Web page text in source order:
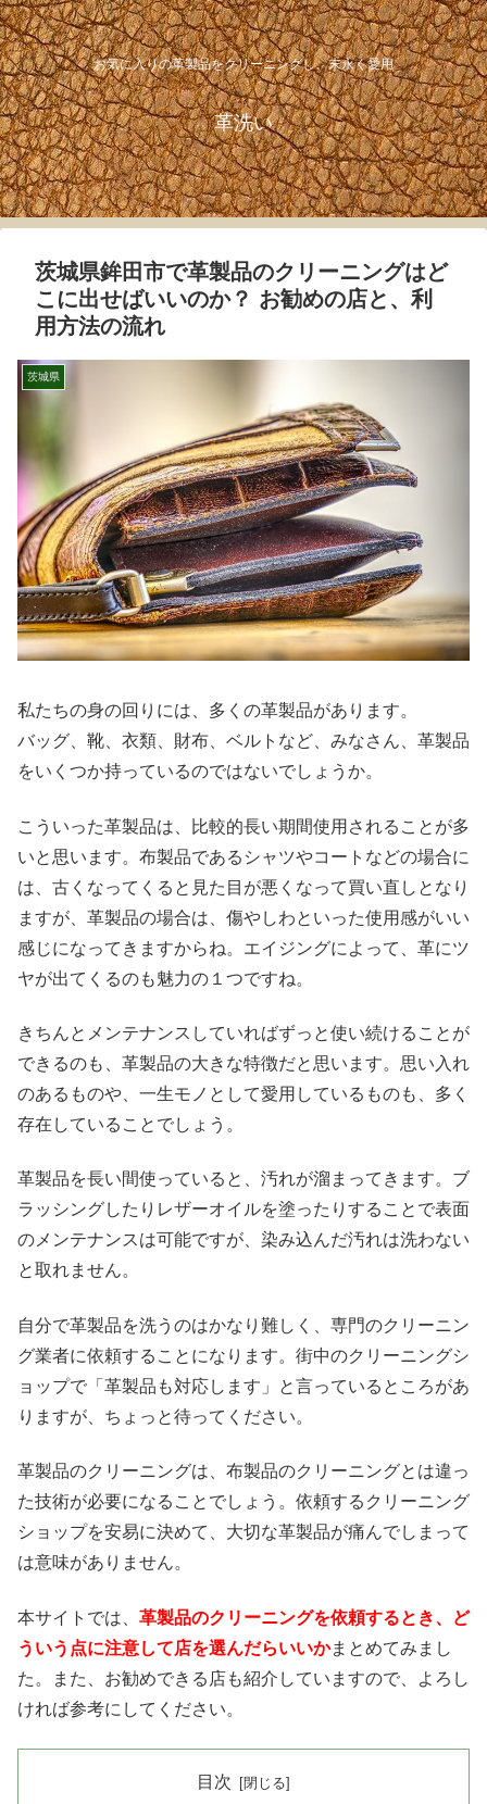
お気に入りの革製品をクリーニングし、末永く愛用
革洗い
茨城県鉾田市で革製品のクリーニングはど
こに出せばいいのか？ お勧めの店と、利
用方法の流れ
茨城県
私たちの身の回りには、多くの革製品があります。
バッグ、靴、衣類、財布、ベルトなど、みなさん、革製品
をいくつか持っているのではないでしょうか。
こういった革製品は、比較的長い期間使用されることが多
いと思います。布製品であるシャツやコートなどの場合に
は、古くなってくると見た目が悪くなって買い直しとなり
ますが、革製品の場合は、傷やしわといった使用感がいい
感じになってきますからね。エイジングによって、革にツ
ヤが出てくるのも魅力の１つですね。
きちんとメンテナンスしていればずっと使い続けることが
できるのも、革製品の大きな特徴だと思います。思い入れ
のあるものや、一生モノとして愛用しているものも、多く
存在していることでしょう。
革製品を長い間使っていると、汚れが溜まってきます。ブ
ラッシングしたりレザーオイルを塗ったりすることで表面
のメンテナンスは可能ですが、染み込んだ汚れは洗わない
と取れません。
自分で革製品を洗うのはかなり難しく、専門のクリーニン
グ業者に依頼することになります。街中のクリーニングシ
ョップで「革製品も対応します」と言っているところがあ
りますが、ちょっと待ってください。
革製品のクリーニングは、布製品のクリーニングとは違っ
た技術が必要になることでしょう。依頼するクリーニング
ショップを安易に決めて、大切な革製品が痛んでしまって
は意味がありません。
本サイトでは、 革製品のクリーニングを依頼するとき、ど
ういう点に注意して店を選んだらいいかまとめてみまし
た。また、お勧めできる店も紹介していますので、よろし
ければ参考にしてください。
目次